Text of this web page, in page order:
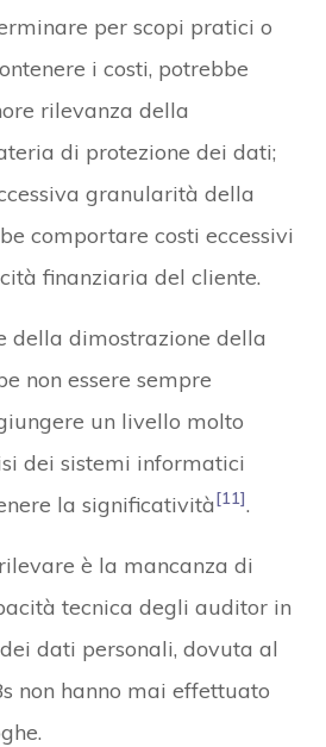
per scopi pratici o
i costi, potrebbe
rilevanza della
di protezione dei dati;
granularità della
comportare costi eccessivi
finanziaria del cliente.
della dimostrazione della
non essere sempre
un livello molto
dei sistemi informatici
la significatività[11].
è la mancanza di
tecnica degli auditor in
dati personali, dovuta al
non hanno mai effettuato